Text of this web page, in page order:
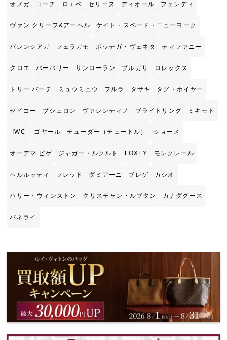
オメガ コーチ ロエベ セリーヌ ディオール フェンディ
ヴァン クリーフ&アーペル ケイト・スペード・ニューヨーク
バレンシアガ フェラガモ ボッテガ・ヴェネタ ティファニー
クロエ バーバリー サンローラン ブルガリ ロレックス
トリー バーチ ミュウミュウ フルラ タサキ タグ・ホイヤー
セイコー ブシュロン ヴァレンティノ ブライトリング ミキモト
IWC ゴヤール チューダー（チュードル） ショーメ
オーデマ ピゲ ジャガー・ルクルト FOXEY モンクレール
ベルルッティ フレッド ダミアーニ ブレゲ カシオ
ハリー・ウィンストン クリスチャン・ルブタン カナダグース
パネライ